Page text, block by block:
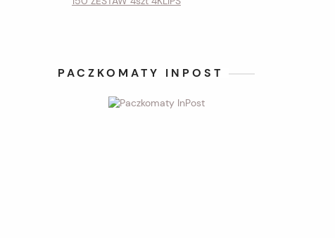
PACZKOMATY INPOST